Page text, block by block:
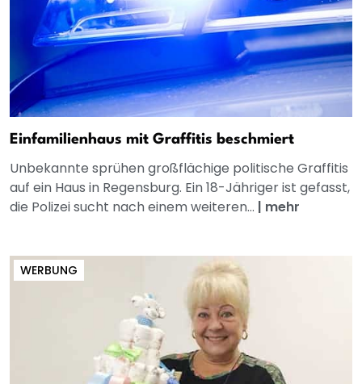
Einfamilienhaus mit Graffitis beschmiert
Unbekannte sprühen großflächige politische Graffitis
auf ein Haus in Regensburg. Ein 18-Jähriger ist gefasst,
die Polizei sucht nach einem weiteren... | mehr
WERBUNG